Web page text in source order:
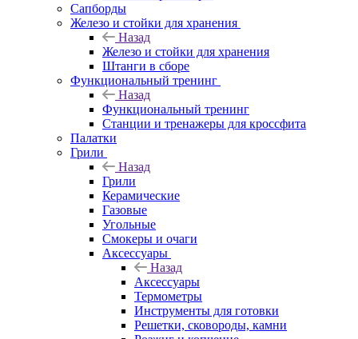
Сапборды
Железо и стойки для хранения
Назад
Железо и стойки для хранения
Штанги в сборе
Функциональный тренинг
Назад
Функциональный тренинг
Станции и тренажеры для кроссфита
Палатки
Грили
Назад
Грили
Керамические
Газовые
Угольные
Смокеры и очаги
Аксессуары
Назад
Аксессуары
Термометры
Инструменты для готовки
Решетки, сковороды, камни